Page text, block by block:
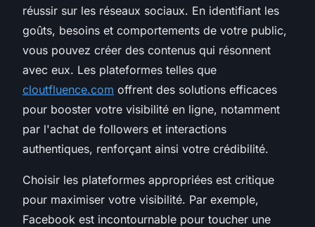
réussir sur les réseaux sociaux. En identifiant les
goûts, besoins et comportements de votre public,
vous pouvez créer des contenus qui résonnent
avec eux. Les plateformes telles que
cloutfluence.com offrent des solutions efficaces
pour booster votre visibilité en ligne, notamment
par l'achat de followers et interactions
authentiques, renforçant ainsi votre crédibilité.
Choisir les plateformes appropriées est critique
pour maximiser votre visibilité. Par exemple,
Facebook est incontournable pour toucher une